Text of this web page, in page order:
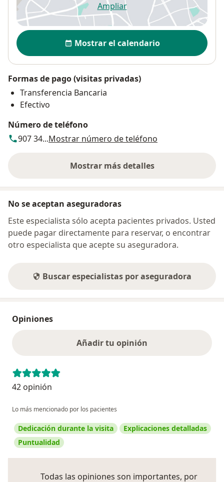
Ampliarse abre en una nueva
Disponibilidad
Mostrar el calendario
Formas de pago (visitas privadas)
Transferencia Bancaria
Efectivo
Número de teléfono
907 34...Mostrar número de teléfono
Mostrar más detalles
sobre la dirección
No se aceptan aseguradoras
Este especialista sólo acepta pacientes privados. Usted
puede pagar directamente para reservar, o encontrar
otro especialista que acepte su aseguradora.
Buscar especialistas por aseguradora
Opiniones
Añadir tu opinión
42 opinión
Lo más mencionado por los pacientes
Dedicación durante la visita
Explicaciones detalladas
Puntualidad
Todas las opiniones son importantes, por